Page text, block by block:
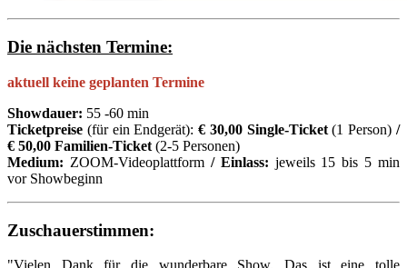
Die nächsten Termine:
aktuell keine geplanten Termine
Showdauer: 55 -60 min
Ticketpreise (für ein Endgerät):€ 30,00 Single-Ticket(1 Person) /
€ 50,00 Familien-Ticket (2-5 Personen)
Medium: ZOOM-Videoplattform / Einlass: jeweils 15 bis 5 min
vor Showbeginn
Zuschauerstimmen: